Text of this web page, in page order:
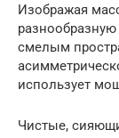
Изображая
смелым
использует
Чистые,